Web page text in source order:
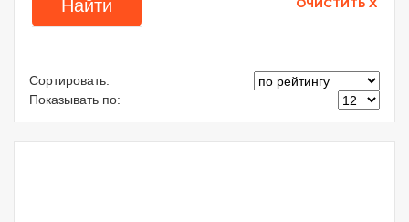
Сортировать:
Показывать по: